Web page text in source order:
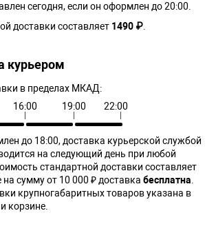
сегодня, если он оформлен до 20:00.
доставки составляет 1490 ₽
курьером
в пределах МКАД:
16:00 19:00 22:00
до 18:00, доставка курьерской службой
на следующий день при любой
стандартной доставки составляет
на сумму от 10 000 ₽ доставка бесплатна
крупногабаритных товаров указана в
корзине.